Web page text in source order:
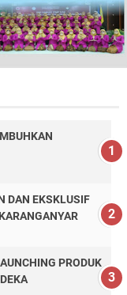
DAN EKSKLUSIF
PRODUK